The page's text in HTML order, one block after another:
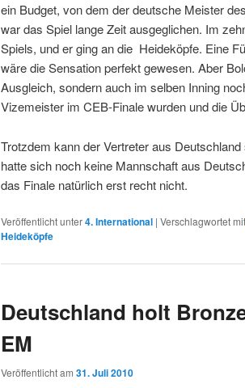
ein Budget, von dem der deutsche Meister
war das Spiel lange Zeit ausgeglichen. Im
Spiels, und er ging an die Heideköpfe. Eine
wäre die Sensation perfekt gewesen. Aber
Ausgleich, sondern auch im selben Inning
Vizemeister im CEB-Finale wurden und die
Trotzdem kann der Vertreter aus
hatte sich noch keine Mannschaft aus
das Finale natürlich erst recht nicht.
Veröffentlicht unter4. International | Verschlagwortet mit
Heideköpfe
Deutschland holt
EM
Veröffentlicht am 31. Juli 2010